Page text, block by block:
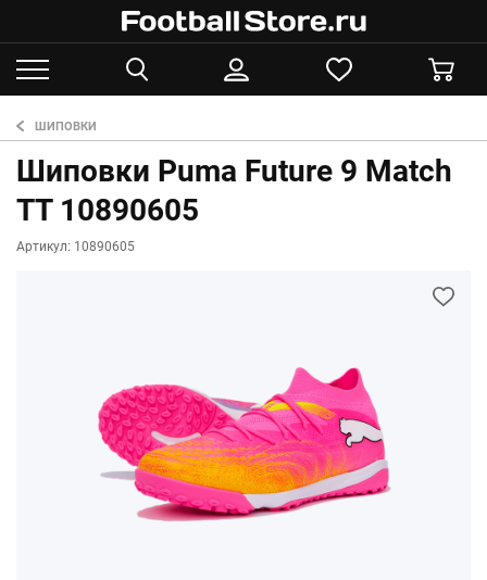
ШИПОВКИ
Шиповки Puma Future 9 Match
TT 10890605
Артикул: 10890605